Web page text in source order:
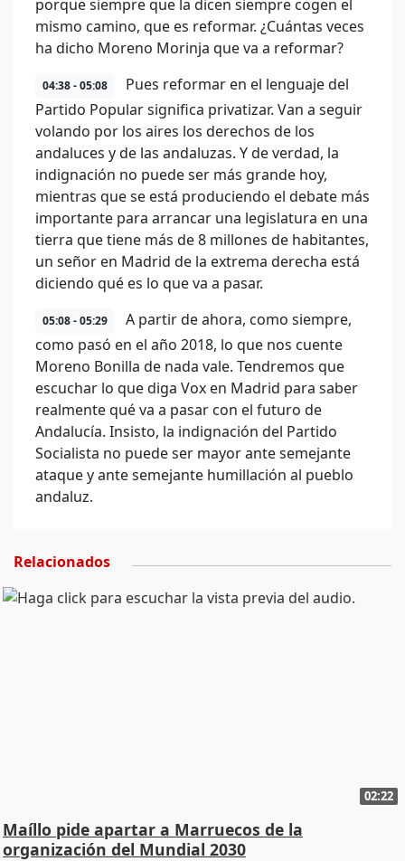
porque siempre que la dicen siempre cogen el
mismo camino, que es reformar. ¿Cuántas veces
ha dicho Moreno Morinja que va a reformar?
04:38 - 05:08
Pues reformar en el lenguaje del
Partido Popular significa privatizar. Van a seguir
volando por los aires los derechos de los
andaluces y de las andaluzas. Y de verdad, la
indignación no puede ser más grande hoy,
mientras que se está produciendo el debate más
importante para arrancar una legislatura en una
tierra que tiene más de 8 millones de habitantes,
un señor en Madrid de la extrema derecha está
diciendo qué es lo que va a pasar.
05:08 - 05:29
A partir de ahora, como siempre,
como pasó en el año 2018, lo que nos cuente
Moreno Bonilla de nada vale. Tendremos que
escuchar lo que diga Vox en Madrid para saber
realmente qué va a pasar con el futuro de
Andalucía. Insisto, la indignación del Partido
Socialista no puede ser mayor ante semejante
ataque y ante semejante humillación al pueblo
andaluz.
Relacionados
02:22
Maíllo pide apartar a Marruecos de la
organización del Mundial 2030